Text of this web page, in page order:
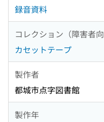
録音資料
コレクション（障害者
カセットテープ
製作者
都城市点字図書館
製作年